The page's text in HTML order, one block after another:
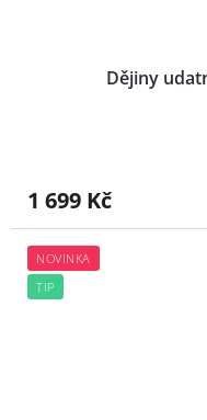
Dějiny
1 699 Kč
NOVINKA
TIP